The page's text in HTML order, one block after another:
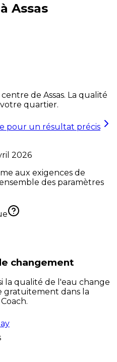
Assas
centre de Assas. La qualité
quartier.
pour un résultat précis
2026
aux exigences de
des paramètres
changement
la qualité de l'eau change
gratuitement dans la